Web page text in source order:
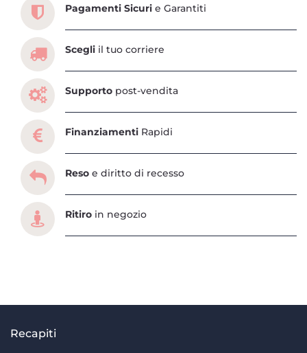
Pagamenti Sicuri e Garantiti
Scegli il tuo corriere
Supporto post-vendita
Finanziamenti Rapidi
Reso e diritto di recesso
Ritiro in negozio
Recapiti